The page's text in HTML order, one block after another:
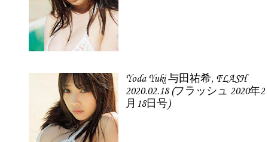
Yoda Yuki 与田祐希, FLASH
2020.02.18 (フラッシュ 2020年2
月18日号)